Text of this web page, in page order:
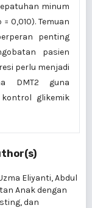
minum
0,010). Temuan
penting
pasien
perlu menjadi
DMT2 guna
glikemik
Eliyanti, Abdul
Anak dengan
dan